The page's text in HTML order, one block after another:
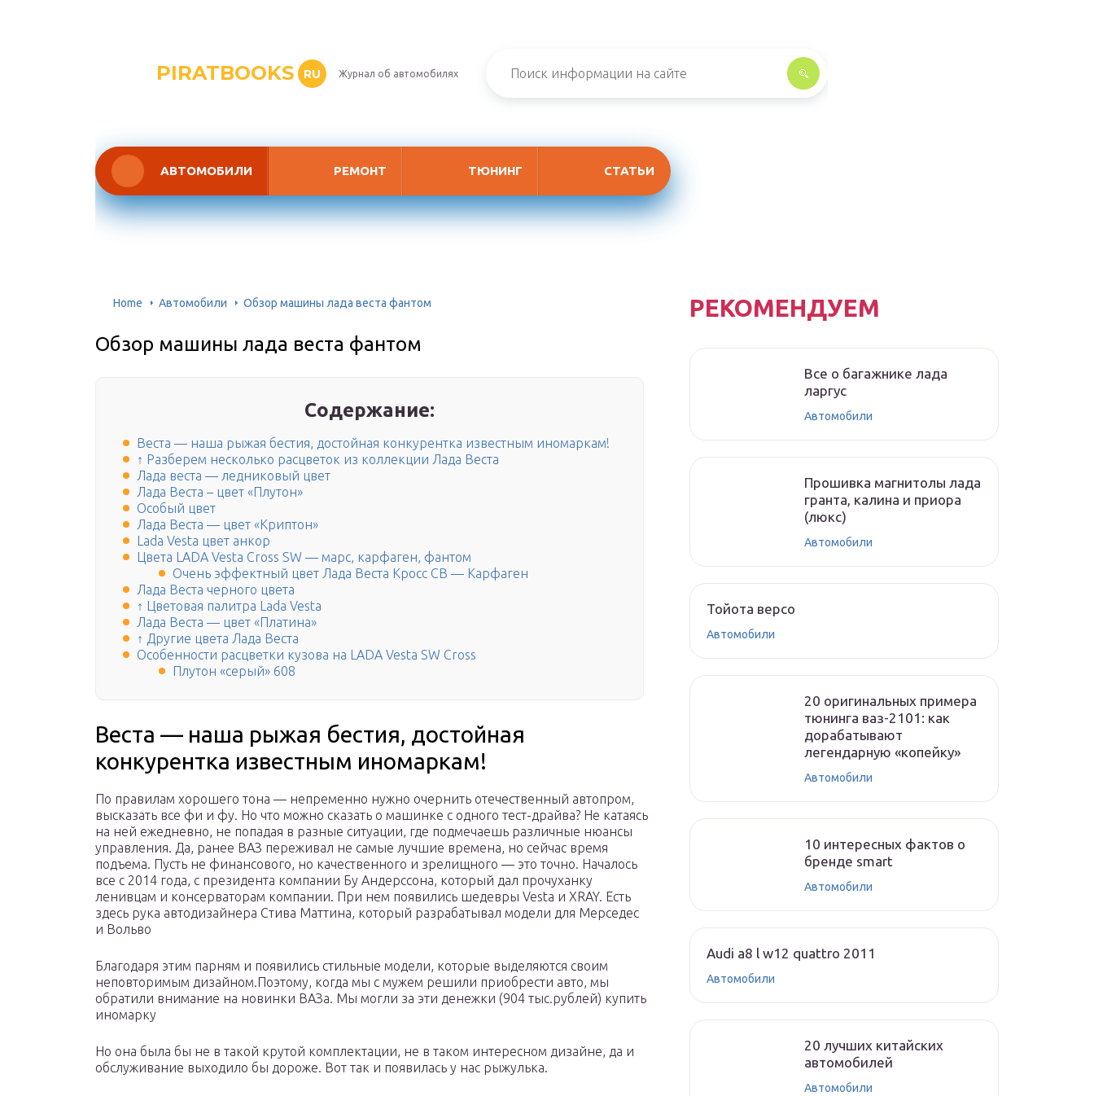
PIRATBOOKS RU Журнал об автомобилях
АВТОМОБИЛИ РЕМОНТ ТЮНИНГ СТАТЬИ
Home Автомобили Обзор машины лада веста фантом
Обзор машины лада веста фантом
Содержание:
Веста — наша рыжая бестия, достойная конкурентка известным иномаркам!
↑ Разберем несколько расцветок из коллекции Лада Веста
Лада веста — ледниковый цвет
Лада Веста – цвет «Плутон»
Особый цвет
Лада Веста — цвет «Криптон»
Lada Vesta цвет анкор
Цвета LADA Vesta Cross SW — марс, карфаген, фантом
Очень эффектный цвет Лада Веста Кросс СВ — Карфаген
Лада Веста черного цвета
↑ Цветовая палитра Lada Vesta
Лада Веста — цвет «Платина»
↑ Другие цвета Лада Веста
Особенности расцветки кузова на LADA Vesta SW Cross
Плутон «серый» 608
Веста — наша рыжая бестия, достойная
конкурентка известным иномаркам!
По правилам хорошего тона — непременно нужно очернить отечественный автопром,
высказать все фи и фу. Но что можно сказать о машинке с одного тест-драйва? Не катаясь
на ней ежедневно, не попадая в разные ситуации, где подмечаешь различные нюансы
управления. Да, ранее ВАЗ переживал не самые лучшие времена, но сейчас время
подъема. Пусть не финансового, но качественного и зрелищного — это точно. Началось
все с 2014 года, с президента компании Бу Андерссона, который дал прочуханку
ленивцам и консерваторам компании. При нем появились шедевры Vesta и XRAY. Есть
здесь рука автодизайнера Стива Маттина, который разрабатывал модели для Мерседес
и Вольво
Благодаря этим парням и появились стильные модели, которые выделяются своим
неповторимым дизайном.Поэтому, когда мы с мужем решили приобрести авто, мы
обратили внимание на новинки ВАЗа. Мы могли за эти денежки (904 тыс.рублей) купить
иномарку
Но она была бы не в такой крутой комплектации, не в таком интересном дизайне, да и
обслуживание выходило бы дороже. Вот так и появилась у нас рыжулька.
РЕКОМЕНДУЕМ
Все о багажнике лада
ларгус
Автомобили
Прошивка магнитолы лада
гранта, калина и приора
(люкс)
Автомобили
Тойота версо
Автомобили
20 оригинальных примера
тюнинга ваз-2101: как
дорабатывают
легендарную «копейку»
Автомобили
10 интересных фактов о
бренде smart
Автомобили
Audi a8 l w12 quattro 2011
Автомобили
20 лучших китайских
автомобилей
Автомобили